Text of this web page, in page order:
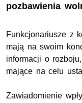
pozbawienia
Funkcjonariusze z
mają na swoim
informacji o
mające na celu
Zawiadomienie